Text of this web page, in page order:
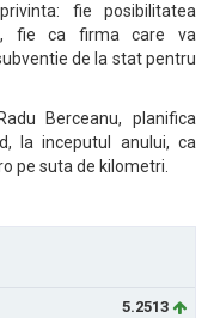
fie posibilitatea
fie ca firma care va
de la stat pentru
Berceanu, planifica
la inceputul anului, ca
pe suta de kilometri.
5.2513